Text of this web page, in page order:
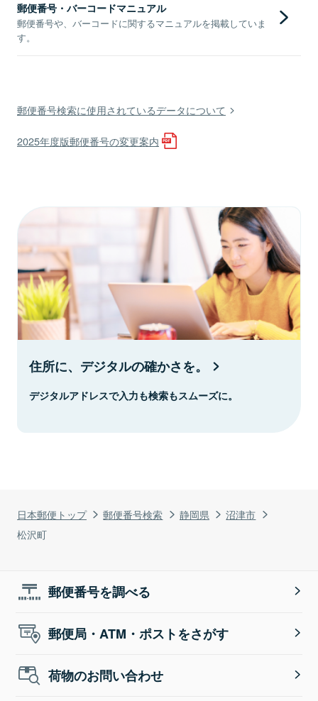
日本郵便トップ 郵便番号検索 静岡県
沼津市
松沢町
郵便番号・バーコードマニュアル
郵便番号や、バーコードに関するマニュアルを掲載していま
す。
郵便番号検索に使用されているデータについて
2025年度版郵便番号の変更案内
住所に、デジタルの確かさを。
デジタルアドレスで入力も検索もスムーズに。
郵便番号を調べる
郵便局・ATM・ポストをさがす
荷物のお問い合わせ